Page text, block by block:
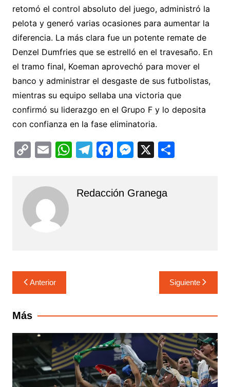
retomó el control absoluto del juego, administró la
pelota y generó varias ocasiones para aumentar la
diferencia. La más clara fue un potente remate de
Denzel Dumfries que se estrelló en el travesaño. En
el tramo final, Koeman aprovechó para mover el
banco y administrar el desgaste de sus futbolistas,
mientras su equipo sellaba una victoria que
confirmó su liderazgo en el Grupo F y lo deposita
con confianza en la fase eliminatoria.
C
p
y
Li
n
E
ai
l
W
s
T
gr
F
e
M
s
X C
Redacción Granega
Navegación
de
entradas
Anterior Siguiente
Más